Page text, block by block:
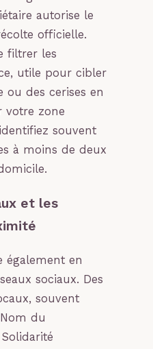
autorise le
officielle.
filtrer les
utile pour cibler
ou des cerises en
votre zone
souvent
à moins de deux
et les
également en
sociaux. Des
souvent
du